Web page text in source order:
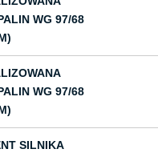
WG 97/68
WG 97/68
SILNIKA